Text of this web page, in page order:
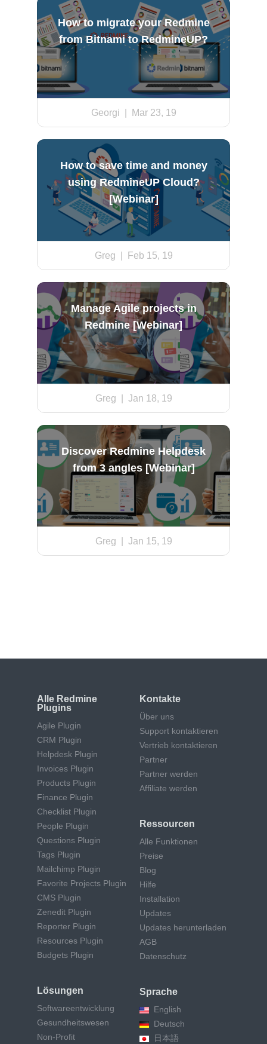
How to migrate your Redmine
from Bitnami to RedmineUP?
Georgi | Mar 23, 19
How to save time and money
using RedmineUP Cloud?
[Webinar]
Greg | Feb 15, 19
Manage Agile projects in
Redmine [Webinar]
Greg | Jan 18, 19
Discover Redmine Helpdesk
from 3 angles [Webinar]
Greg | Jan 15, 19
Alle Redmine
Plugins
Agile Plugin
CRM Plugin
Helpdesk Plugin
Invoices Plugin
Products Plugin
Finance Plugin
Checklist Plugin
People Plugin
Questions Plugin
Tags Plugin
Mailchimp Plugin
Favorite Projects Plugin
CMS Plugin
Zenedit Plugin
Reporter Plugin
Resources Plugin
Budgets Plugin
Lösungen
Softwareentwicklung
Gesundheitswesen
Non-Profit
Kontakte
Über uns
Support kontaktieren
Vertrieb kontaktieren
Partner
Partner werden
Affiliate werden
Ressourcen
Alle Funktionen
Preise
Blog
Hilfe
Installation
Updates
Updates herunterladen
AGB
Datenschutz
Sprache
English
Deutsch
日本語